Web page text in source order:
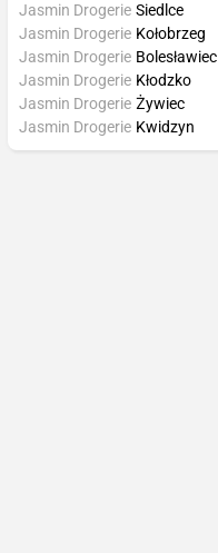
Jasmin Drogerie Siedlce
Jasmin Drogerie Kołobrzeg
Jasmin Drogerie Bolesławiec
Jasmin Drogerie Kłodzko
Jasmin Drogerie Żywiec
Jasmin Drogerie Kwidzyn